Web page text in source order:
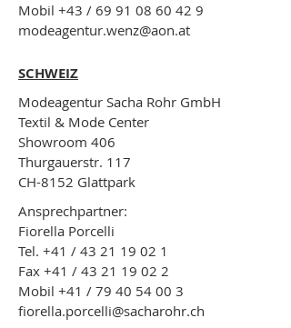
Mobil +43 / 69 91 08 60 42 9
modeagentur.wenz@aon.at
SCHWEIZ
Modeagentur Sacha Rohr GmbH
Textil & Mode Center
Showroom 406
Thurgauerstr. 117
CH-8152 Glattpark
Ansprechpartner:
Fiorella Porcelli
Tel. +41 / 43 21 19 02 1
Fax +41 / 43 21 19 02 2
Mobil +41 / 79 40 54 00 3
fiorella.porcelli@sacharohr.ch